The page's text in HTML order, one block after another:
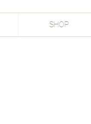
SHOP